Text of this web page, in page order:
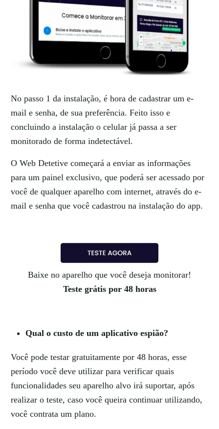
No passo 1 da instalação, é hora de cadastrar um e-
mail e senha, de sua preferência. Feito isso e
concluindo a instalação o celular já passa a ser
monitorado de forma indetectável.
O Web Detetive começará a enviar as informações
para um painel exclusivo, que poderá ser acessado por
você de qualquer aparelho com internet, através do e-
mail e senha que você cadastrou na instalação do app.
Baixe no aparelho que você deseja monitorar!
Teste grátis por 48 horas
Qual o custo de um aplicativo espião?
Você pode testar gratuitamente por 48 horas, esse
período você deve utilizar para verificar quais
funcionalidades seu aparelho alvo irá suportar, após
realizar o teste, caso você queira continuar utilizando,
você contrata um plano.